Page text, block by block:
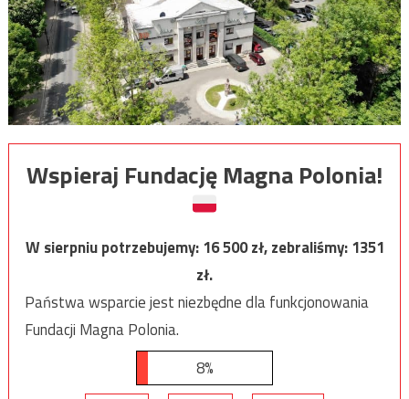
Wspieraj Fundację Magna Polonia!
W sierpniu potrzebujemy:16 500zł, zebraliśmy:1351
zł.
Państwa wsparcie jest niezbędne dla funkcjonowania
Fundacji Magna Polonia.
8%